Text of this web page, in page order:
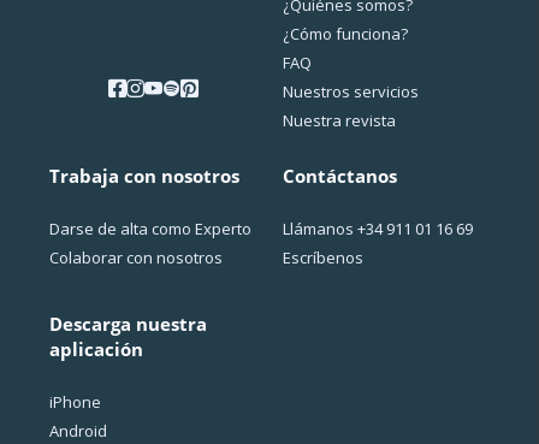
¿Quiénes somos?
¿Cо́mo funciona?
FAQ
Nuestros servicios
Nuestra revista
Trabaja con nosotros
Darse de alta como Experto
Colaborar con nosotros
Descarga nuestra
aplicación
iPhone
Android
Contáctanos
Llámanos +34 911 01 16 69
Escríbenos